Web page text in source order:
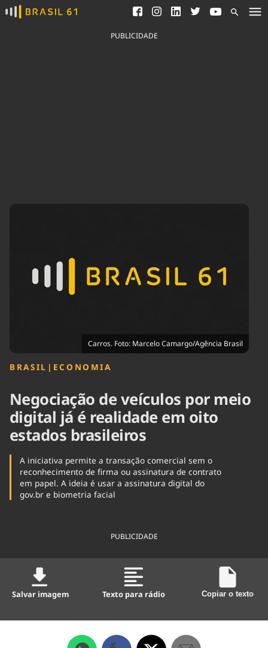
Ver todas as notícias
Saneamento
Indicadores
Tecnologia
Cinema
Infraestrutura
Internacional
PUBLICIDADE
Carros. Foto: Marcelo Camargo/Agência Brasil
BRASIL | ECONOMIA
Negociação de veículos por meio
digital já é realidade em oito
estados brasileiros
A iniciativa permite a transação comercial sem o
reconhecimento de firma ou assinatura de contrato
em papel. A ideia é usar a assinatura digital do
gov.br e biometria facial
PUBLICIDADE
Salvar imagem Texto para rádio Copiar o texto